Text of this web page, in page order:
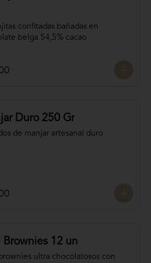
confitadas bañadas en
belga 54,5% cacao
Duro 250 Gr
de manjar artesanal duro
Brownies 12 un
ultra chocolatosos con